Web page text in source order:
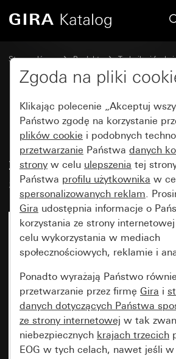
Strona główna Produkty
Technika i
Urządzenia podtynkowe, akcesoria
Podtynkowy przycisk
10 A 250 V~ styk
z oddzielnym stykiem
sygnalizacyjnym
Zgoda na pliki
Klikając polecenie „Akceptuj
Państwo zgodę na korzystanie
plików cookie i podobnych
przetwarzanie Państwa danych
strony w celu ulepszenia tej
Państwa profilu użytkownika w
spersonalizowanych reklam.
Gira udostępnia informacje o
korzystania ze strony
celu wykorzystania w mediach
społecznościowych, reklamie i
Ponadto wyrażają Państwo
przetwarzanie przez firmę Gira i
danych dotyczących Państwa
ze strony internetowej w tak
niebezpiecznych krajach trzecich
EOG w tych celach, nawet jeśli